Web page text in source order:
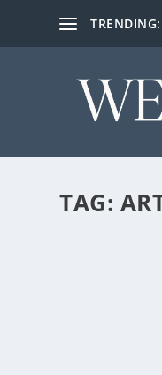
TRENDING:
TAG: